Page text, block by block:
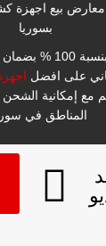
معارض بيع اجهزة
بسوريا
على افضل
مع إمكانية
المناطق في